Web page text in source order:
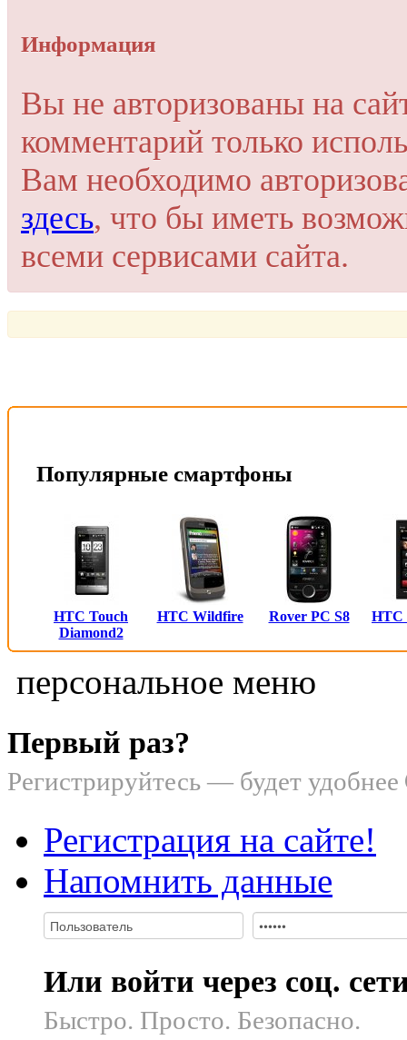
Пройти регистрацию
Или войти через соц. сети
Это очень просто и безопасно!
Информация
Вы не авторизованы на
комментарий только
Вам необходимо
здесь, что бы иметь
всеми сервисами сайта.
Популярные смартфоны
HTC Touch
Diamond2
HTC Wildfire Rover PC S8 HTC
персональное меню
Первый раз?
Регистрируйтесь — будет удобнее
Регистрация на сайте!
Напомнить данные
Или войти через соц.
Быстро. Просто. Безопасно.